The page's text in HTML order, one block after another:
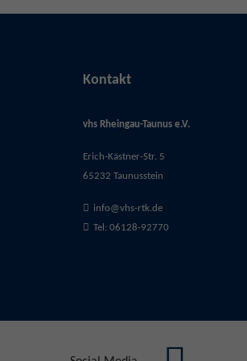
Kontakt
vhs Rheingau-Taunus e.V.
Erich-Kästner-Str. 5
65232 Taunusstein
info@vhs-rtk.de
Tel: 06128-92770